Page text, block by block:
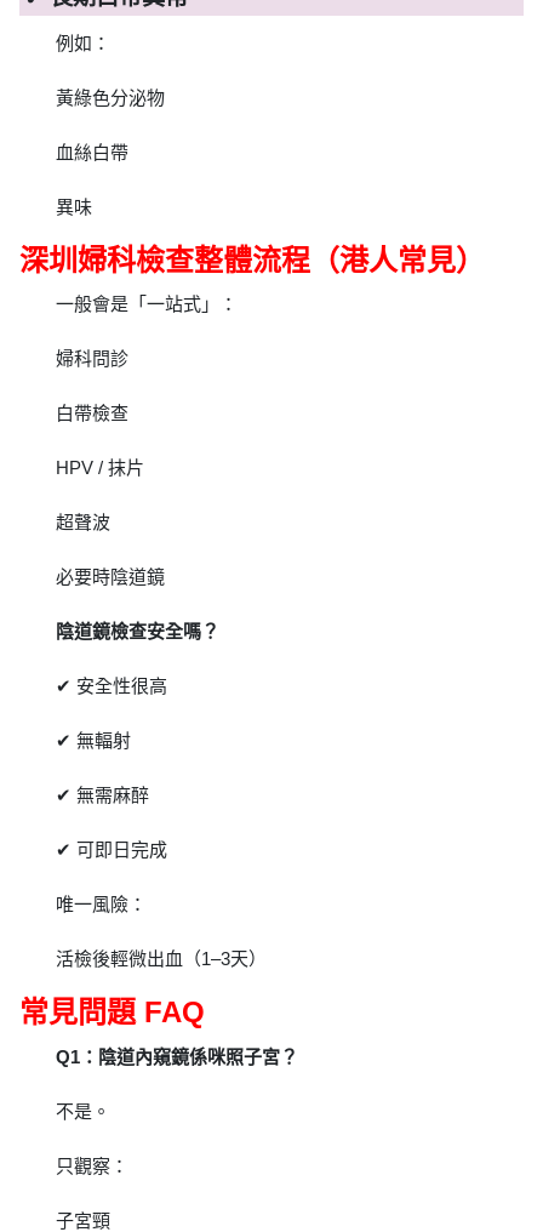
例如：
黃綠色分泌物
血絲白帶
異味
深圳婦科檢查整體流程（港人常見）
一般會是「一站式」：
婦科問診
白帶檢查
HPV / 抹片
超聲波
必要時陰道鏡
陰道鏡檢查安全嗎？
✔ 安全性很高
✔ 無輻射
✔ 無需麻醉
✔ 可即日完成
唯一風險：
活檢後輕微出血（1–3天）
常見問題 FAQ
Q1：陰道內窺鏡係咪照子宮？
不是。
只觀察：
子宮頸